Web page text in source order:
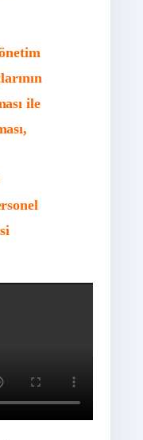
ile